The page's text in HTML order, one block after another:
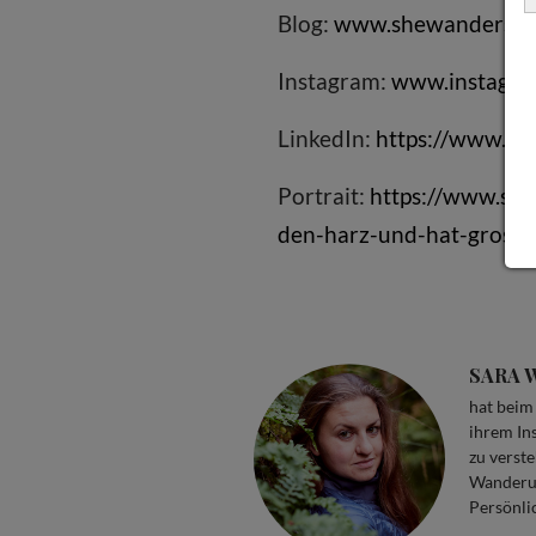
Blog: www.shewanders.de
Instagram:
LinkedIn: https://
Portrait: https://
den-harz-und-hat-
SARA
hat
ihrem
zu